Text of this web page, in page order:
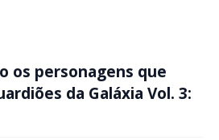
os personagens que
da Galáxia Vol. 3: